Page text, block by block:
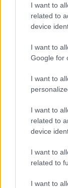
I want to
related to
device
I want to
Google for
I want to
I want to
related to
device
I want to
related to
I want to
5 hétköznapi
rontást a házból
nagy kedvencét
otthonban
neten? Ez a
5 divathiba,